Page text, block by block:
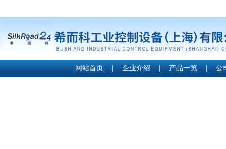
网站首页 | 企业介绍 | 产品一览 | 公